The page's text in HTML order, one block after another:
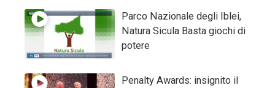
Parco Nazionale degli Iblei,
Natura Sicula Basta giochi di
potere
Penalty Awards: insignito il